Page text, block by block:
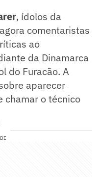
, ídolos da
comentaristas
ao
da Dinamarca
do Furacão. A
aparecer
chamar o técnico